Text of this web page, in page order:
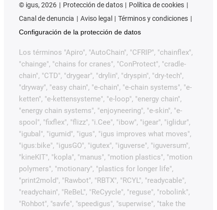
© igus, 2026 Protección de datos
Política de cookies
Canal de denuncia
Aviso legal
Términos y condiciones
Configuración de la protección de datos
Los términos "Apiro", "AutoChain", "CFRIP", "chainflex",
"chainge", "chains for cranes", "ConProtect", "cradle-
chain", "CTD", "drygear", "drylin", "dryspin", "dry-tech",
"dryway", "easy chain", "e-chain", "e-chain systems", "e-
ketten", "e-kettensysteme", "e-loop", "energy chain",
"energy chain systems", "enjoyneering", "e-skin", "e-
spool", "fixflex", "flizz", "i.Cee", "ibow", "igear", "iglidur",
"igubal", "igumid", "igus", "igus improves what moves",
"igus:bike", "igusGO", "igutex", "iguverse", "iguversum",
"kineKIT", "kopla", "manus", "motion plastics", "motion
polymers", "motionary", "plastics for longer life",
"print2mold", "Rawbot", "RBTX", "RCYL", "readycable",
"readychain", "ReBeL", "ReCyycle", "reguse", "robolink",
"Rohbot", "savfe", "speedigus", "superwise", "take the